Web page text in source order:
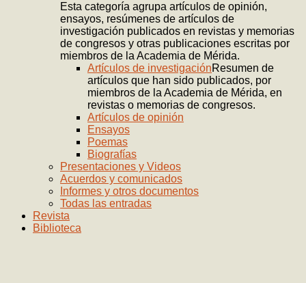
Esta categoría agrupa artículos de opinión,
ensayos, resúmenes de artículos de
investigación publicados en revistas y memorias
de congresos y otras publicaciones escritas por
miembros de la Academia de Mérida.
Artículos de investigaciónResumen de
artículos que han sido publicados, por
miembros de la Academia de Mérida, en
revistas o memorias de congresos.
Artículos de opinión
Ensayos
Poemas
Biografías
Presentaciones y Videos
Acuerdos y comunicados
Informes y otros documentos
Todas las entradas
Revista
Biblioteca